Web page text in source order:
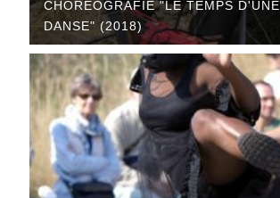
CHOREOGRAFIE "LE TEMPS D'UNE
DANSE" (2018)